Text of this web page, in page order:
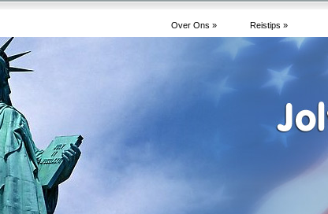
Over Ons » Reistips »